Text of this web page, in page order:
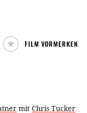
FILM VORMERKEN
mit Chris Tucker